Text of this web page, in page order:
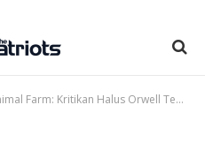
Farm: Kritikan Halus Orwell Terhadap Stalinism